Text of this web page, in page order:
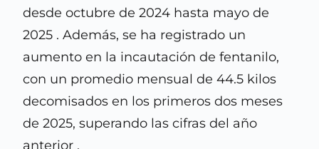
desde octubre de 2024 hasta mayo de
2025 . Además, se ha registrado un
aumento en la incautación de fentanilo,
con un promedio mensual de 44.5 kilos
decomisados en los primeros dos meses
de 2025, superando las cifras del año
anterior .